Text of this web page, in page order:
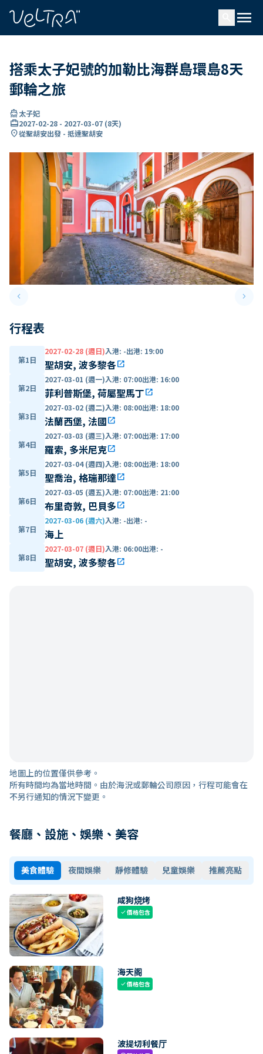
menu
搭乘太子妃號的加勒比海群島環島8天
郵輪之旅
directions_boat太子妃
card_travel2027-02-28 - 2027-03-07 (8天)
location_on從聖胡安出發 - 抵達聖胡安
keyboard_arrow_leftPrevious slide keyboard_arrow_right
行程表
第1日
2027-02-28 (週日)入港: -出港: 19:00
聖胡安, 波多黎各open_in_new
第2日
2027-03-01 (週一)入港: 07:00出港: 16:00
菲利普斯堡, 荷屬聖馬丁open_in_new
第3日
2027-03-02 (週二)入港: 08:00出港: 18:00
法蘭西堡, 法國open_in_new
第4日
2027-03-03 (週三)入港: 07:00出港: 17:00
羅索, 多米尼克open_in_new
第5日
2027-03-04 (週四)入港: 08:00出港: 18:00
聖喬治, 格瑞那達open_in_new
第6日
2027-03-05 (週五)入港: 07:00出港: 21:00
布里奇敦, 巴貝多open_in_new
第7日
2027-03-06 (週六)入港: -出港: -
海上
第8日
2027-03-07 (週日)入港: 06:00出港: -
聖胡安, 波多黎各open_in_new
地圖上的位置僅供參考。
所有時間均為當地時間。由於海況或郵輪公司原因，行程可能會在
不另行通知的情況下變更。
餐廳、設施、娛樂、美容
美食體驗 夜間娛樂 靜修體驗 兒童娛樂 推薦亮點
咸狗烧烤
check價格包含
海天阁
check價格包含
波提切利餐厅